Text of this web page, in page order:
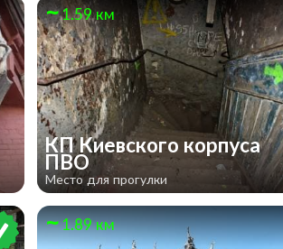
1.59 км
КП Киевского корпуса
ПВО
Место для прогулки
1.89 км